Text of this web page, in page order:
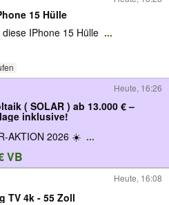
15 Hülle
diese IPhone 15 Hülle ...
Heute, 16:26
) ab 13.000 € –
inklusive!
AKTION 2026 ☀️ ...
VB
Heute, 16:08
TV 4k - 55 Zoll